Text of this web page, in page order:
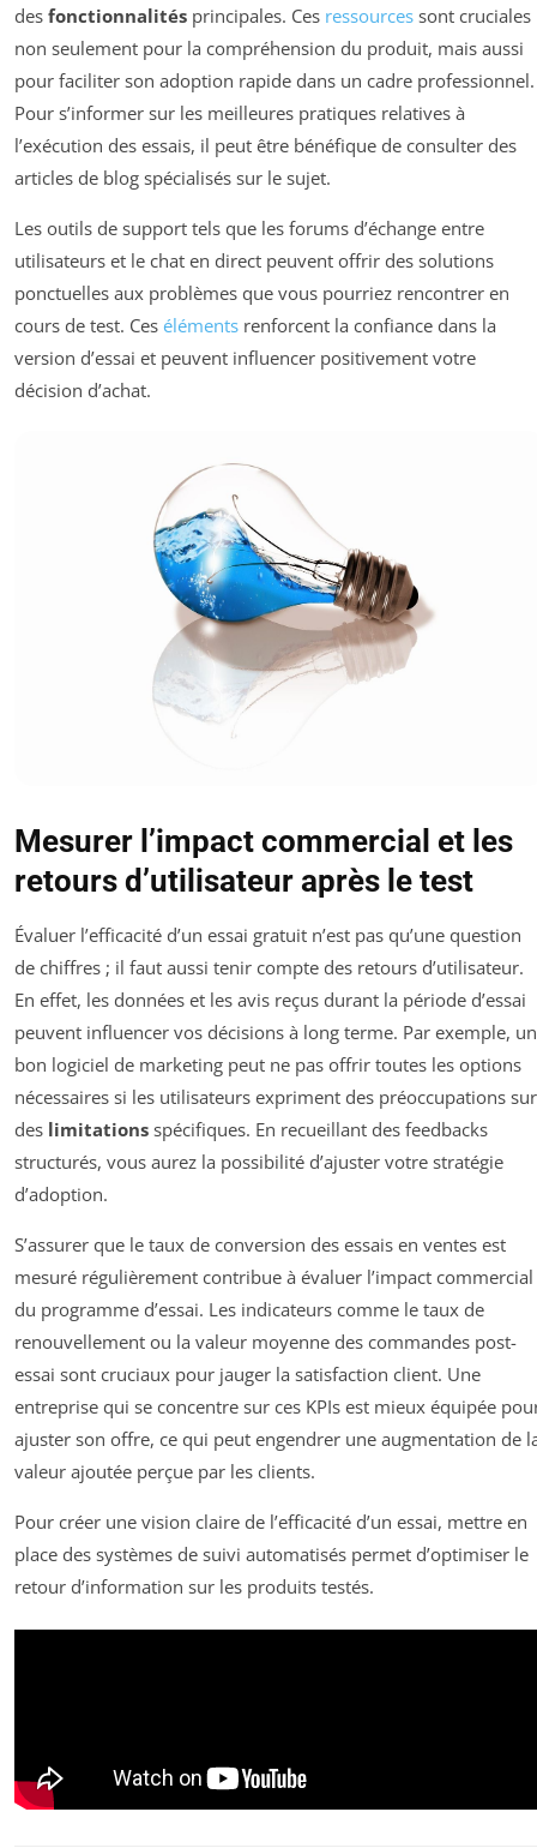
des fonctionnalités principales. Ces ressources sont cruciales
non seulement pour la compréhension du produit, mais aussi
pour faciliter son adoption rapide dans un cadre professionnel.
Pour s’informer sur les meilleures pratiques relatives à
l’exécution des essais, il peut être bénéfique de consulter des
articles de blog spécialisés sur le sujet.
Les outils de support tels que les forums d’échange entre
utilisateurs et le chat en direct peuvent offrir des solutions
ponctuelles aux problèmes que vous pourriez rencontrer en
cours de test. Ces éléments renforcent la confiance dans la
version d’essai et peuvent influencer positivement votre
décision d’achat.
Mesurer l’impact commercial et les
retours d’utilisateur après le test
Évaluer l’efficacité d’un essai gratuit n’est pas qu’une question
de chiffres ; il faut aussi tenir compte des retours d’utilisateur.
En effet, les données et les avis reçus durant la période d’essai
peuvent influencer vos décisions à long terme. Par exemple, un
bon logiciel de marketing peut ne pas offrir toutes les options
nécessaires si les utilisateurs expriment des préoccupations sur
des limitations spécifiques. En recueillant des feedbacks
structurés, vous aurez la possibilité d’ajuster votre stratégie
d’adoption.
S’assurer que le taux de conversion des essais en ventes est
mesuré régulièrement contribue à évaluer l’impact commercial
du programme d’essai. Les indicateurs comme le taux de
renouvellement ou la valeur moyenne des commandes post-
essai sont cruciaux pour jauger la satisfaction client. Une
entreprise qui se concentre sur ces KPIs est mieux équipée
ajuster son offre, ce qui peut engendrer une augmentation de
valeur ajoutée perçue par les clients.
Pour créer une vision claire de l’efficacité d’un essai, mettre en
place des systèmes de suivi automatisés permet d’optimiser le
retour d’information sur les produits testés.